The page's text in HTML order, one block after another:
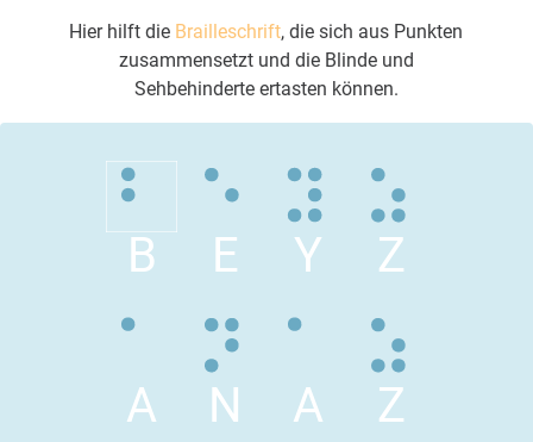
Hier hilft die Brailleschrift, die sich aus Punkten
zusammensetzt und die Blinde und
Sehbehinderte ertasten können.
B E Y Z
A N A Z